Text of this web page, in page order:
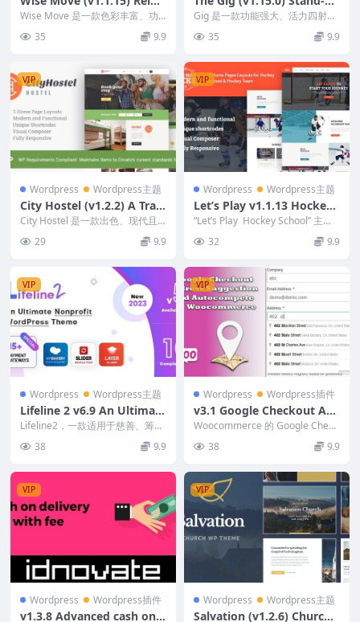
ation and Storage Service
Wise Move 是一款色彩丰富、功
能多样、现代感十足的搬家和仓储
公司 Wor...
35 9.9
Club & Night Bar WordPre
Gig 是一款功能强大、活力四射的
夜总会、音乐会和节日 WordPres
s 主题...
35 9.9
VIP
Wordpress Wordpress主题
City Hostel (v1.2.2) A Trav
el & Hotel Booking WordP
ress Theme
City Hostel 是一款出色、现代且
时尚的 WordPress 旅舍主题，...
29 9.9
VIP
Wordpress Wordpress主题
Let’s Play v1.1.13 Hockey
School & Sport WordPress
Theme
“Let’s Play Hockey School” 主
32 9.9
VIP
Wordpress Wordpress主题
Lifeline 2 v6.9 An Ultimate
Nonprofit WordPress The
me for Charity, Fundraisin
g and NGO Organizations
Lifeline2，一款适用于慈善、筹款
和非政府组织的终极非营利 Word
Pre...
38 9.9
VIP
Wordpress Wordpress插件
v3.1 Google Checkout Ad
dress Suggestion And Aut
ocomplete For WooCom
merce
Woocommerce 的 Google Check
38 9.9
VIP
Wordpress Wordpress插件
v1.3.8 Advanced cash on d
VIP
Wordpress Wordpress主题
Salvation (v1.2.6) Church